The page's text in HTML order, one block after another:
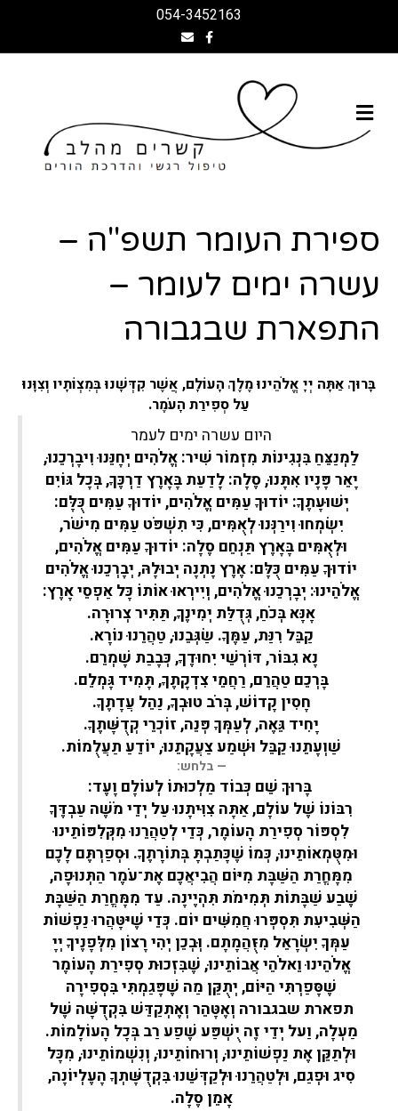
054-3452163
Facebook
Email
תפריט
ספירת העומר תשפ"ה –
עשרה ימים לעומר –
התפארת שבגבורה
בָּרוּךְ אַתָּה יְיָ אֱלֹהֵינוּ מֶלֶךְ הָעוֹלָם, אֲשֶׁר קִדְּשָׁנוּ בְּמִצְוֹתָיו וְצִוָּנוּ
עַל סְפִירַת הָעֹמֶר.
היום עשרה ימים לעמר
לַמְנַצֵּחַ בִּנְגִינוֹת מִזְמוֹר שִׁיר: אֱלֹהִים יְחָנֵּנוּ וִיבָרְכֵנוּ,
יָאֵר פָּנָיו אִתָּנוּ, סֶלָה: לָדַעַת בָּאָרֶץ דַרְכֶּךָ, בְּכָל גּוֹיִם
יְשׁוּעָתֶךָ: יוֹדוּךָ עַמִּים אֱלֹהִים, יוֹדוּךָ עַמִּים כֻּלָּם:
יִשְׂמְחוּ וִירַנְּנוּ לְאֻמִּים, כִּי תִשְׁפֹּט עַמִּים מִישֹׁר,
וּלְאֻמִּים בָּאָרֶץ תַּנְחֵם סֶלָה: יוֹדוּךָ עַמִּים אֱלֹהִים,
יוֹדוּךָ עַמִּים כֻּלָּם: אֶרֶץ נָתְנָה יְבוּלָהּ, יְבָרְכֵנוּ אֱלֹהִים
אֱלֹהֵינוּ: יְבָרְכֵנוּ אֱלֹהִים, וְיִירְאוּ אוֹתוֹ כָּל אַפְסֵי אָרֶץ:
אָנָּא בְּכֹחַ, גְּדֻלַּת יְמִינֶךָ, תַּתִּיר צְרוּרָה.
קַבֵּל רִנַּת, עַמֶּךָ. שַׂגְּבֵנוּ, טַהֲרֵנוּ נוֹרָא.
נָא גִבּוֹר, דּוֹרְשֵׁי יִחוּדֶךָ, כְּבָבַת שָׁמְרֵם.
בָּרְכֵם טַהֲרֵם, רַחֲמֵי צִדְקָתֶךָ, תָּמִיד גָּמְלֵם.
חָסִין קָדוֹשׁ, בְּרֹב טוּבְךָ, נַהֵל עֲדָתֶךָ.
יָחִיד גֵּאֶה, לְעַמְּךָ פְּנֵה, זוֹכְרֵי קְדֻשָּׁתֶךָ.
שַׁוְעָתֵנוּ קַבֵּל וּשְׁמַע צַעֲקָתֵנוּ, יוֹדֵעַ תַעֲלֻמוֹת.
בלחש:
בָּרוּךְ שֵׁם כְּבוֹד מַלְכוּתוֹ לְעוֹלָם וָעֶד:
רִבּוֹנוֹ שֶׁל עוֹלָם, אַתָּה צִוִּיתָנוּ עַל יְדֵי מֹשֶׁה עַבְדֶּךָ
לִסְפּוֹר סְפִירַת הָעוֹמֶר, כְּדֵי לְטַהֲרֵנוּ מִקְּלִפּוֹתֵינוּ
וּמִטֻּמְאוֹתֵינוּ, כְּמוֹ שֶׁכָּתַבְתָּ בְּתוֹרָתֶךָ. וּסְפַרְתֶּם לָכֶם
מִמָּחֳרַת הַשַּׁבָּת מִיּוֹם הֲבִיאֲכֶם אֶת־עֹמֶר הַתְּנוּפָה,
שֶׁבַע שַׁבָּתוֹת תְּמִימֹת תִּהְיֶינָה. עַד מִמָּחֳרַת הַשַּׁבָּת
הַשְּׁבִיעִת תִּסְפְּרוּ חֲמִשִּׁים יוֹם. כְּדֵי שֶׁיּטָּהֲרוּ נַפְשׁוֹת
עַמְּךָ יִשְׂרָאֵל מִזֻּהֲמָתָם. וְּבְכֵן יְהִי רָצוֹן מִלְּפָנֶיךָ יְיָ
אֱלֹהֵינוּ וֵאלֹהֵי אֲבוֹתֵינוּ, שֶׁבִּזְכוּת סְפִירַת הָעוֹמֶר
שֶׁסָּפַרְתִּי הַיּוֹם, יְתֻקַּן מַה שֶׁפָּגַמְתִּי בִּסְפִירָה
תפארת שבגבורה וְאֶטָּהֵר וְאֶתְקַדֵּשׁ בִּקְדֻשָּׁה שֶׁל
מַעְלָה, וַעל יְדֵי זֶה יֻשְׁפַּע שֶׁפַע רַב בְּכָל הָעוֹלָמוֹת.
וּלְתַקֵּן אֶת נַפְשׁוֹתֵינוּ, וְרוּחוֹתֵינוּ, וְנִשְׁמוֹתֵינוּ, מִכָּל
סִיג וּפְגַם, וּלְטַהֲרֵנוּ וּלְקַדְּשֵׁנוּ בִּקְדֻשָּׁתְךָ הָעֶלְיוֹנָה,
אָמֵן סֶלָה.